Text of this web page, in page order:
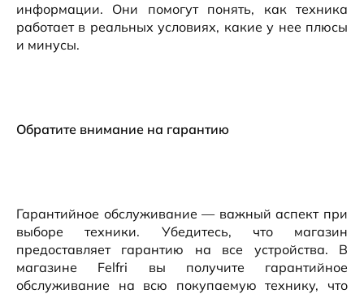
информации. Они помогут понять, как техника
работает в реальных условиях, какие у нее плюсы
и минусы.
Обратите внимание на гарантию
Гарантийное обслуживание — важный аспект при
выборе техники. Убедитесь, что магазин
предоставляет гарантию на все устройства. В
магазине Felfri вы получите гарантийное
обслуживание на всю покупаемую технику, что